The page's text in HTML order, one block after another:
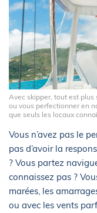
Avec skipper, tout est plus
ou vous perfectionner en
que seuls les locaux
Vous n’avez pas le
pas d’avoir la
? Vous partez
connaissez pas ?
marées, les
ou avec les vents